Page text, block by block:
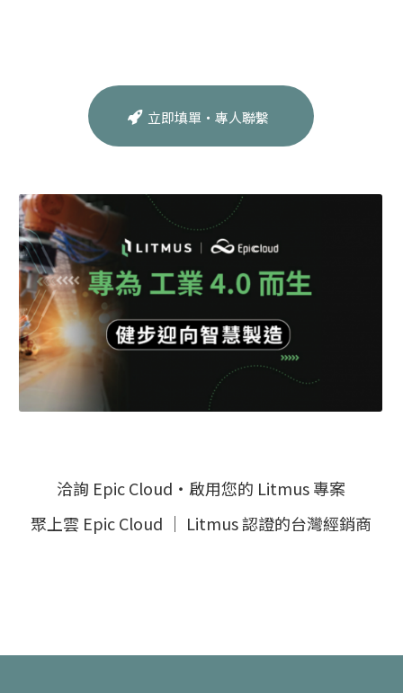
立即填單・專人聯繫
洽詢 Epic Cloud・啟用您的 Litmus 專案
聚上雲 Epic Cloud ｜ Litmus 認證的台灣經銷商